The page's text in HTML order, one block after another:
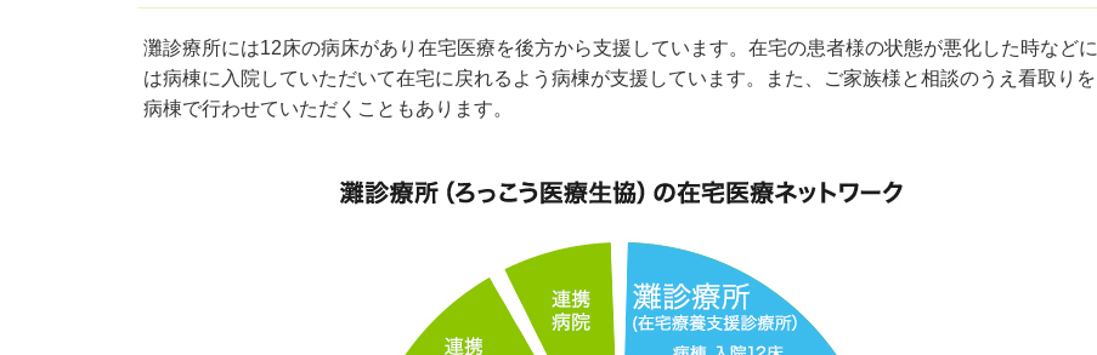
灘診療所には12床の病床があり在宅医療を後方から支援しています。在宅の患者様の状態が悪化した時などに
は病棟に入院していただいて在宅に戻れるよう病棟が支援しています。また、ご家族様と相談のうえ看取りを
病棟で行わせていただくこともあります。